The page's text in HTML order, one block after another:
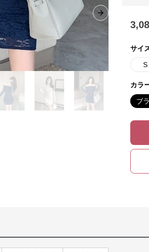
Next slide
サイ
S
カラ
ブ